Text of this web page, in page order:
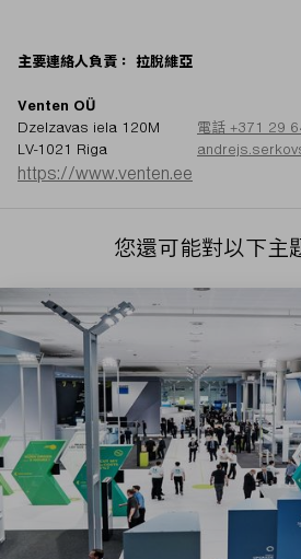
主要連絡人負責： 拉脫維亞
Venten OÜ
Dzelzavas iela 120M
LV-1021 Riga
電話 +371 29
https://www.venten.ee
您還可能對以下主